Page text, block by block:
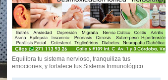
Equilibra tu sistema nervioso, tranquiliza tus
emociones, y fortalece tus Sistema Inmunológico.